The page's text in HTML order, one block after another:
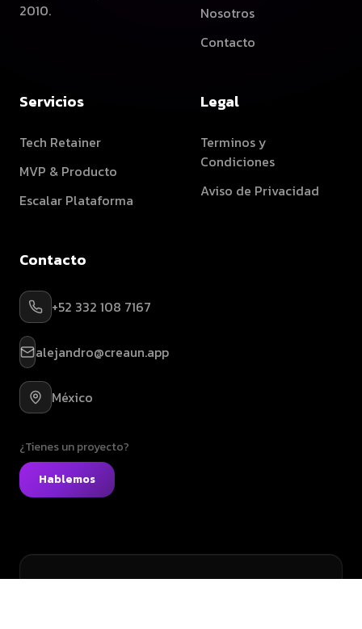
2010.
Nosotros
Contacto
Servicios
Tech Retainer
MVP & Producto
Escalar Plataforma
Legal
Terminos y
Condiciones
Aviso de Privacidad
Contacto
+52 332 108 7167
alejandro@creaun.app
México
¿Tienes un proyecto?
Hablemos